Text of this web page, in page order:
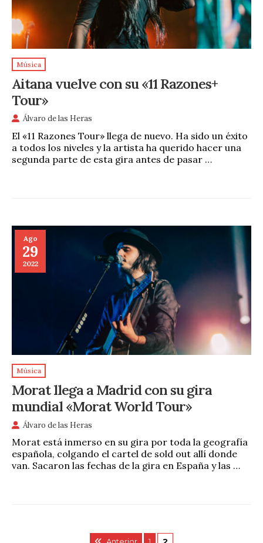
Música
Aitana vuelve con su «11 Razones+
Tour»
Álvaro de las Heras
El «11 Razones Tour» llega de nuevo. Ha sido un éxito
a todos los niveles y la artista ha querido hacer una
segunda parte de esta gira antes de pasar …
Ago
29
2022
Música
Morat llega a Madrid con su gira
mundial «Morat World Tour»
Álvaro de las Heras
Morat está inmerso en su gira por toda la geografía
española, colgando el cartel de sold out allí donde
van. Sacaron las fechas de la gira en España y las …
Anterior 1 2